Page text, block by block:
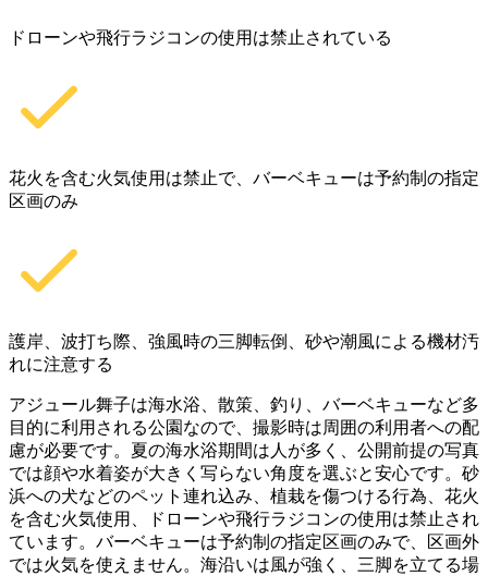
ドローンや飛行ラジコンの使用は禁止されている
花火を含む火気使用は禁止で、バーベキューは予約制の指定
区画のみ
護岸、波打ち際、強風時の三脚転倒、砂や潮風による機材汚
れに注意する
アジュール舞子は海水浴、散策、釣り、バーベキューなど多
目的に利用される公園なので、撮影時は周囲の利用者への配
慮が必要です。夏の海水浴期間は人が多く、公開前提の写真
では顔や水着姿が大きく写らない角度を選ぶと安心です。砂
浜への犬などのペット連れ込み、植栽を傷つける行為、花火
を含む火気使用、ドローンや飛行ラジコンの使用は禁止され
ています。バーベキューは予約制の指定区画のみで、区画外
では火気を使えません。海沿いは風が強く、三脚を立てる場